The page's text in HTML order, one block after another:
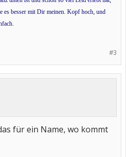
es besser mit Dir meinen. Kopf hoch, und
#3
für ein Name, wo kommt